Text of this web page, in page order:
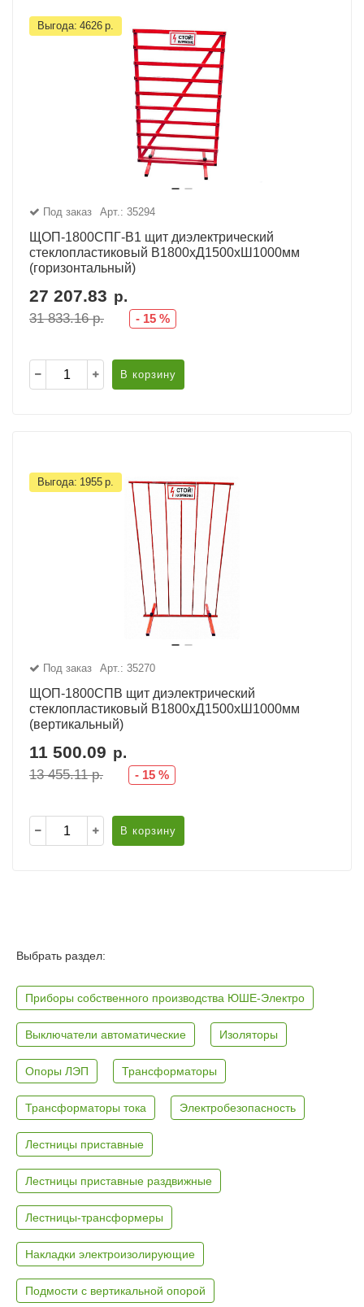
Выгода: 4626 р.
Под заказ Арт.: 35294
ЩОП-1800СПГ-В1 щит диэлектрический
стеклопластиковый В1800хД1500хШ1000мм
(горизонтальный)
27 207.83 р.
31 833.16р. - 15 %
В корзину
Выгода: 1955 р.
Под заказ Арт.: 35270
ЩОП-1800СПВ щит диэлектрический
стеклопластиковый В1800хД1500хШ1000мм
(вертикальный)
11 500.09 р.
13 455.11р. - 15 %
В корзину
Выбрать раздел:
Приборы собственного производства ЮШЕ-Электро
Выключатели автоматические Изоляторы
Опоры ЛЭП Трансформаторы
Трансформаторы тока Электробезопасность
Лестницы приставные
Лестницы приставные раздвижные
Лестницы-трансформеры
Накладки электроизолирующие
Подмости с вертикальной опорой